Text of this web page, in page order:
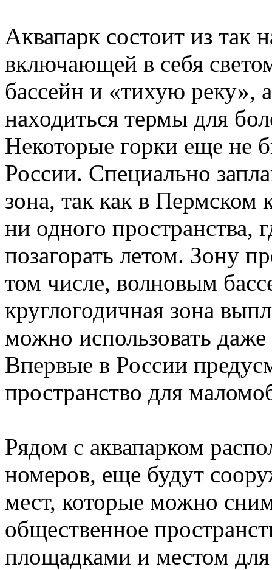
Аквапарк состоит из так
включающей в себя
бассейн и «тихую реку»,
находиться термы для
Некоторые горки еще не
России. Специально
зона, так как в Пермском
ни одного пространства,
позагорать летом. Зону
том числе, волновым
круглогодичная зона
можно использовать
Впервые в России
пространство для
Рядом с аквапарком
номеров, еще будут
мест, которые можно
общественное
площадками и местом